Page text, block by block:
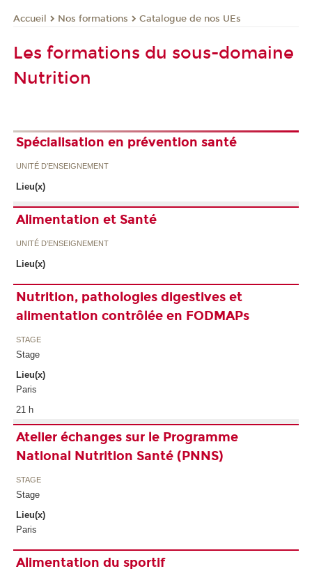
Accueil Nos formations Catalogue de nos UEs
Les formations du sous-domaine
Nutrition
Spécialisation en prévention santé
UNITÉ D’ENSEIGNEMENT
Lieu(x)
Alimentation et Santé
UNITÉ D’ENSEIGNEMENT
Lieu(x)
Nutrition, pathologies digestives et
alimentation contrôlée en FODMAPs
STAGE
Stage
Lieu(x)
Paris
21 h
Atelier échanges sur le Programme
National Nutrition Santé (PNNS)
STAGE
Stage
Lieu(x)
Paris
Alimentation du sportif